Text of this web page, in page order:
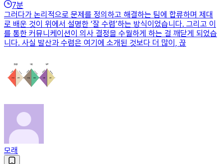
7분
그러다가 논리적으로 문제를 정의하고 해결하는 팀에 합류하며 제대
로 배운 것이 위에서 설명한 ‘잘 수렴’하는 방식이었습니다. 그리고 이
를 통한 커뮤니케이션이 의사 결정을 수월하게 하는 걸 깨닫게 되었습
니다. 사실 발산과 수렴은 여기에 소개된 것보다 더 많이, 끊
모래